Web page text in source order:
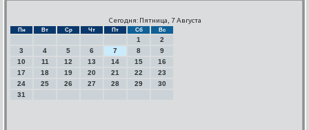
Сегодня: Пятница, 7 Августа
Пн Вт Ср Чт Пт Сб Вс
1
2
3
4 5 6 7 8
9
10
11 12 13 14 15
16
17
18 19 20 21 22
23
24
25 26 27 28 29
30
31